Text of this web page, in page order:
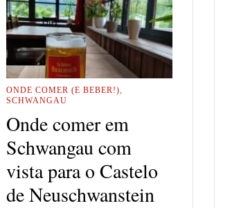
ONDE COMER (E BEBER!),
SCHWANGAU
Onde comer em
Schwangau com
vista para o Castelo
de Neuschwanstein